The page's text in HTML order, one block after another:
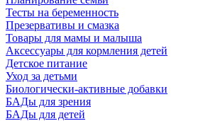
Тесты на беременность
Презервативы и смазка
Товары для мамы и малыша
Аксессуары для кормления детей
Детское питание
Уход за детьми
Биологически-активные добавки
БАДы для зрения
БАДы для детей